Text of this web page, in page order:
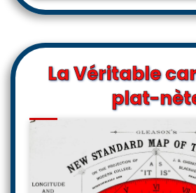
La Véritable
plat-